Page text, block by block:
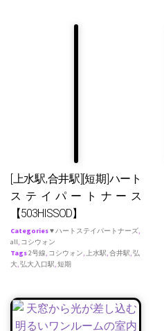
[上水駅,合井駅][短期]ハート
ステイパートナース
【503HISSOD】
Categories♥ ハートステイパートナーズ,
all, コシウォン
Tags2号線, コシウォン, 上水駅,合井駅,弘
大,弘大入口駅,短期